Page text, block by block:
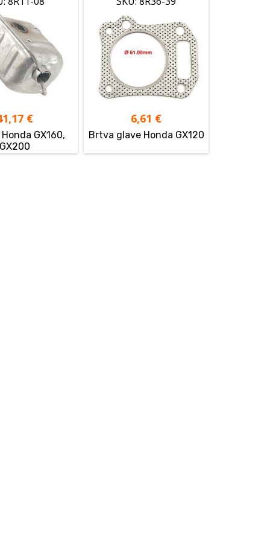
€
GX160,
GX200
6,61 €
Brtva glave Honda GX120